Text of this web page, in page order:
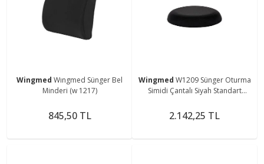
Wingmed Wıngmed Sünger Bel
Minderi (w 1217)
845,50 TL
Wingmed W1209 Sünger Oturma
Simidi Çantalı Siyah Standart
2.142,25 TL